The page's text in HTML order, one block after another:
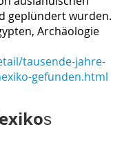
geplündert wurden.
Archäologie
tausende-jahre-
gefunden.html
s